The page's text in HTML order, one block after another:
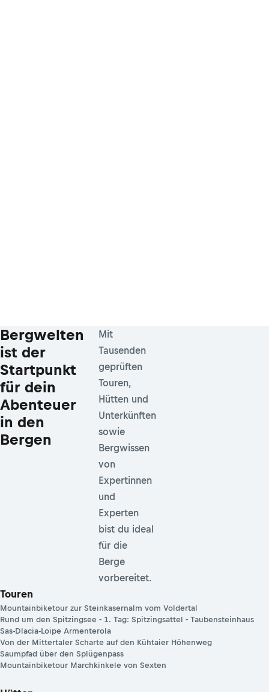
Bergwelten
ist der
Startpunkt
für dein
Abenteuer
in den
Bergen
Mit
Tausenden
geprüften
Touren,
Hütten und
Unterkünften
sowie
Bergwissen
von
Expertinnen
und
Experten
bist du ideal
für die
Berge
vorbereitet.
Touren
Mountainbiketour zur Steinkasernalm vom Voldertal
Rund um den Spitzingsee - 1. Tag: Spitzingsattel - Taubensteinhaus
Sas-Dlacia-Loipe Armenterola
Von der Mittertaler Scharte auf den Kühtaier Höhenweg
Saumpfad über den Splügenpass
Mountainbiketour Marchkinkele von Sexten